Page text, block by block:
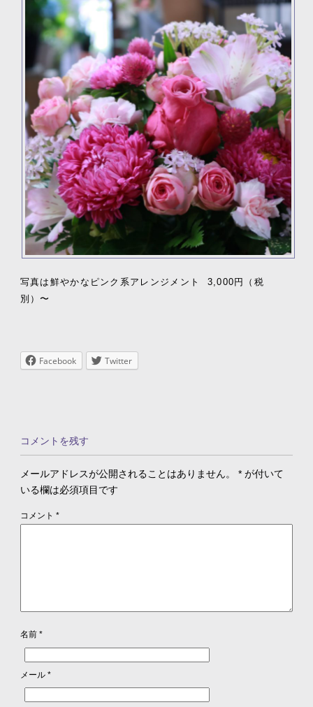
写真は鮮やかなピンク系アレンジメント 3,000円（税
別）〜
Facebook Twitter
コメントを残す
メールアドレスが公開されることはありません。 *が付いて
いる欄は必須項目です
コメント *
名前 *
メール *